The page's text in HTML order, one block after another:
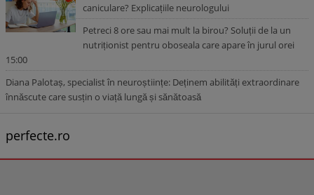
caniculare? Explicațiile neurologului
Petreci 8 ore sau mai mult la birou? Soluții de la un
nutriționist pentru oboseala care apare în jurul orei
15:00
Diana Palotaș, specialist în neuroștiințe: Deținem abilități extraordinare
înnăscute care susțin o viață lungă și sănătoasă
perfecte.ro